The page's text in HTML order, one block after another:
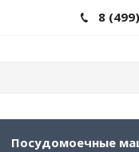
8
Посудомоечные